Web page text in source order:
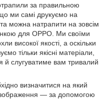
за правильною
ми самі друкуємо на
можна натрапити на зовсім
для OPPO. Ми своїми
високої якості, а оскільки
тільки якісні матеріали,
й слугуватиме вам тривалий
визначитися на який
— за допомогою